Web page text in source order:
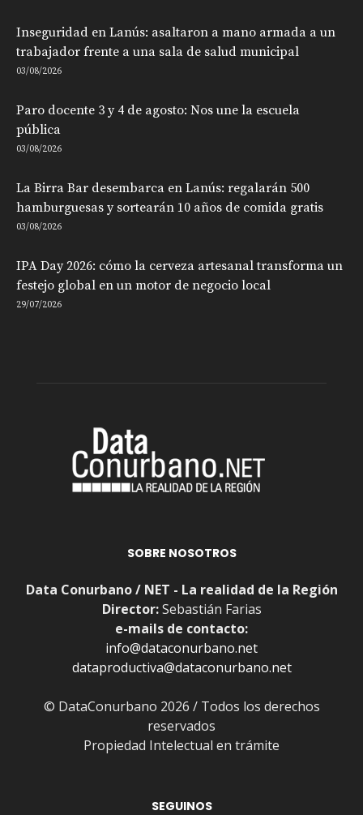
Inseguridad en Lanús: asaltaron a mano armada a un
trabajador frente a una sala de salud municipal
03/08/2026
Paro docente 3 y 4 de agosto: Nos une la escuela
pública
03/08/2026
La Birra Bar desembarca en Lanús: regalarán 500
hamburguesas y sortearán 10 años de comida gratis
03/08/2026
IPA Day 2026: cómo la cerveza artesanal transforma un
festejo global en un motor de negocio local
29/07/2026
SOBRE NOSOTROS
Data Conurbano / NET - La realidad de la Región
Director:Sebastián Farias
e-mails de contacto:
info@dataconurbano.net
dataproductiva@dataconurbano.net
© DataConurbano 2026 / Todos los derechos
reservados
Propiedad Intelectual en trámite
SEGUINOS